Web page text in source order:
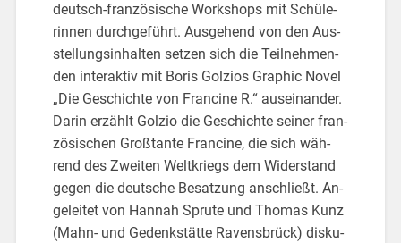
deutsch-fran­zö­si­sche Work­shops mit Schü­le­
rin­nen durch­ge­führt. Aus­ge­hend von den Aus­
stel­lungs­in­hal­ten set­zen sich die Teil­neh­men­
den in­ter­ak­tiv mit Boris Gol­zios Gra­phic Novel
„Die Ge­schich­te von Fran­ci­ne R.“ aus­ein­an­der.
Darin er­zählt Gol­zio die Ge­schich­te sei­ner fran­
zö­si­schen Groß­tan­te Fran­ci­ne, die sich wäh­
rend des Zwei­ten Welt­kriegs dem Wi­der­stand
gegen die deut­sche Be­sat­zung an­schließt. An­
ge­lei­tet von Han­nah Sp­ru­te und Tho­mas Kunz
(Mahn- und Ge­denk­stät­te Ra­vens­brück) dis­ku­